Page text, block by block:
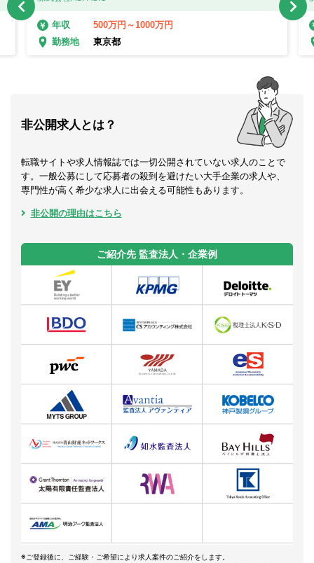
年収
500万円～1000万円
勤務地
東京都
非公開求人とは？
転職サイトや求人情報誌では一切公開されていない求人のことで
す。一般公募にして応募者の殺到を避けたい大手企業の求人や、
専門性が高く希少な求人に出会える可能性もあります。
非公開の理由はこちら
ご紹介先 監査法人・企業例
※ご登録後に、ご経験・ご希望により求人案件のご紹介をします。